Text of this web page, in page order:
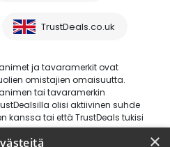
TrustDeals.co.uk
ja tavaramerkit ovat
omistajien omaisuutta.
tai tavaramerkin
olisi aktiivinen suhde
kanssa tai että TrustDeals tukisi
×